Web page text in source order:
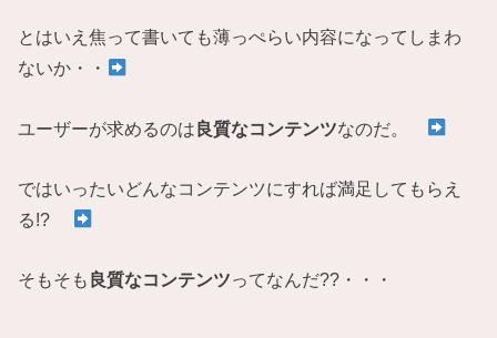
とはいえ焦って書いても薄っぺらい内容になってしまわ
ないか・・
ユーザーが求めるのは良質なコンテンツなのだ。
ではいったいどんなコンテンツにすれば満足してもらえ
る!?
そもそも 良質なコンテンツってなんだ??・・・